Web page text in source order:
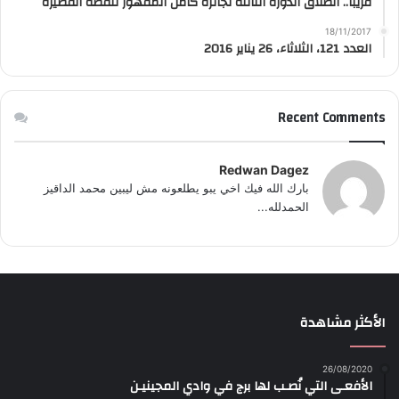
18/11/2017
العدد 121، الثلاثاء، 26 يناير 2016
Recent Comments
Redwan Dagez
بارك الله فيك اخي يبو يطلعونه مش ليبين محمد الداقيز
الحمدلله...
الأكثر مشاهدة
26/08/2020
الأفعـى التي نُصـب لها برج في وادي المجينيـن